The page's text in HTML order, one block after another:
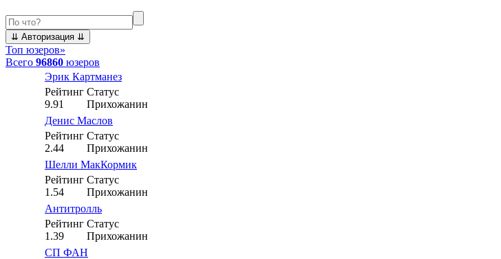
Топ юзеров»
Всего 96860 юзеров
Эрик Картманез
Рейтинг
9.91
Статус
Прихожанин
Денис Маслов
Рейтинг
2.44
Статус
Прихожанин
Шелли МакКормик
Рейтинг
1.54
Статус
Прихожанин
Антитролль
Рейтинг
1.39
Статус
Прихожанин
СП ФАН